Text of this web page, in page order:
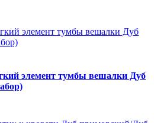
элемент тумбы вешалки Дуб